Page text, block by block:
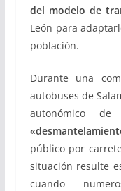
del modelo de
León para
población.
Durante una
autobuses de
autonómico
público por
situación resulte
cuando